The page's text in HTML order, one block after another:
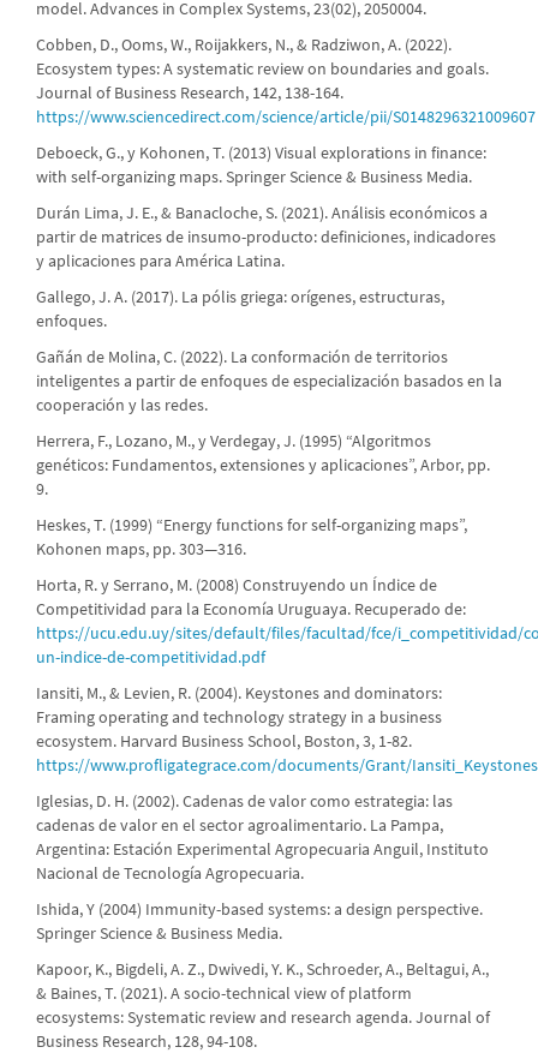
model. Advances in Complex Systems, 23(02), 2050004.
Cobben, D., Ooms, W., Roijakkers, N., & Radziwon, A. (2022).
Ecosystem types: A systematic review on boundaries and goals.
Journal of Business Research, 142, 138-164.
https://www.sciencedirect.com/science/article/pii/S0148296321009607
Deboeck, G., y Kohonen, T. (2013) Visual explorations in finance:
with self-organizing maps. Springer Science & Business Media.
Durán Lima, J. E., & Banacloche, S. (2021). Análisis económicos a
partir de matrices de insumo-producto: definiciones, indicadores
y aplicaciones para América Latina.
Gallego, J. A. (2017). La pólis griega: orígenes, estructuras,
enfoques.
Gañán de Molina, C. (2022). La conformación de territorios
inteligentes a partir de enfoques de especialización basados en la
cooperación y las redes.
Herrera, F., Lozano, M., y Verdegay, J. (1995) “Algoritmos
genéticos: Fundamentos, extensiones y aplicaciones”, Arbor, pp.
9.
Heskes, T. (1999) “Energy functions for self-organizing maps”,
Kohonen maps, pp. 303—316.
Horta, R. y Serrano, M. (2008) Construyendo un Índice de
Competitividad para la Economía Uruguaya. Recuperado de:
https://ucu.edu.uy/sites/default/files/facultad/fce/i_competitividad/
un-indice-de-competitividad.pdf
Iansiti, M., & Levien, R. (2004). Keystones and dominators:
Framing operating and technology strategy in a business
ecosystem. Harvard Business School, Boston, 3, 1-82.
https://www.profligategrace.com/documents/Grant/
Iglesias, D. H. (2002). Cadenas de valor como estrategia: las
cadenas de valor en el sector agroalimentario. La Pampa,
Argentina: Estación Experimental Agropecuaria Anguil, Instituto
Nacional de Tecnología Agropecuaria.
Ishida, Y (2004) Immunity-based systems: a design perspective.
Springer Science & Business Media.
Kapoor, K., Bigdeli, A. Z., Dwivedi, Y. K., Schroeder, A., Beltagui, A.,
& Baines, T. (2021). A socio-technical view of platform
ecosystems: Systematic review and research agenda. Journal of
Business Research, 128, 94-108.